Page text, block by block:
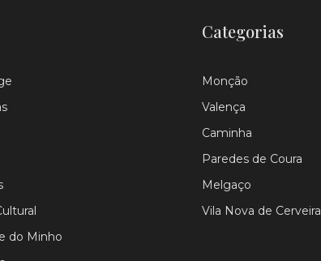
do Minho
Categorias
Monção
Valença
Caminha
Paredes de Coura
Melgaço
Vila Nova de Cerveira